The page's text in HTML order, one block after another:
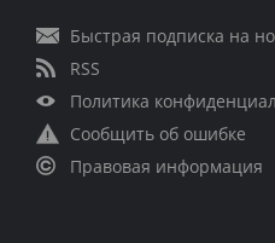
Быстрая подписка на
RSS
Политика
Сообщить об ошибке
Правовая информация